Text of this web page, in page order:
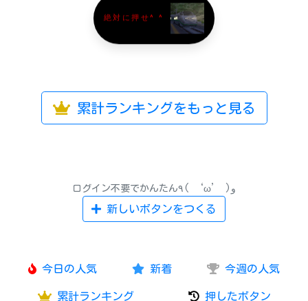
絶対に押せ^ ^
累計ランキングをもっと見る
ログイン不要でかんたん٩( ‘ω’ )و
新しいボタンをつくる
今日の人気 新着 今週の人気
累計ランキング 押したボタン